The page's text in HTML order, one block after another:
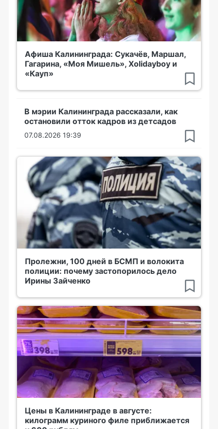
Афиша Калининграда: Сукачёв, Маршал,
Гагарина, «Моя Мишель», Xolidayboy и
«Кауп»
В мэрии Калининграда рассказали, как
остановили отток кадров из детсадов
07.08.2026 19:39
Пролежни, 100 дней в БСМП и волокита
полиции: почему застопорилось дело
Ирины Зайченко
Цены в Калининграде в августе:
килограмм куриного филе приближается